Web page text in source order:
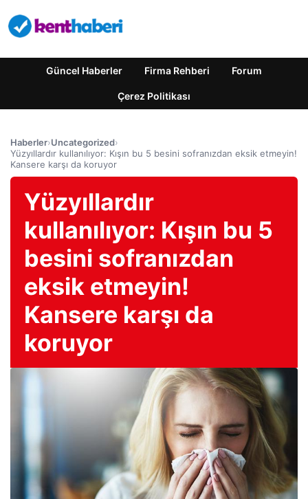
Güncel Haberler Firma Rehberi Forum
Çerez Politikası
Haberler›Uncategorized›
Yüzyıllardır kullanılıyor: Kışın bu 5 besini sofranızdan eksik etmeyin!
Kansere karşı da koruyor
Yüzyıllardır
kullanılıyor: Kışın bu 5
besini sofranızdan
eksik etmeyin!
Kansere karşı da
koruyor